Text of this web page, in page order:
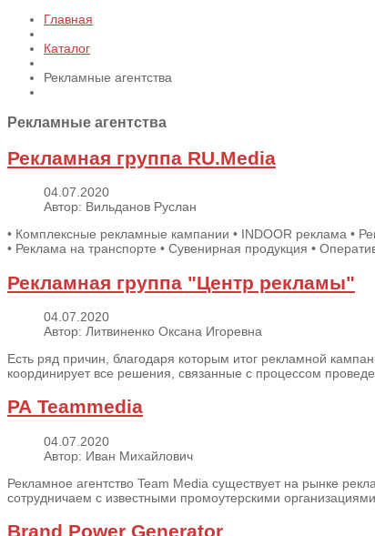
Главная
Каталог
Рекламные агентства
Рекламные агентства
Рекламная группа RU.Media
04.07.2020
Автор: Вильданов Руслан
• Комплексные рекламные кампании • INDOOR реклама •
• Реклама на транспорте • Сувенирная продукция •
Рекламная группа "Центр рекламы"
04.07.2020
Автор: Литвиненко Оксана Игоревна
Есть ряд причин, благодаря которым итог рекламной
координирует все решения, связанные с процессом
РА Teammedia
04.07.2020
Автор: Иван Михайлович
Рекламное агентство Team Media существует на рынке
сотрудничаем с известными промоутерскими
Brand Power Generator